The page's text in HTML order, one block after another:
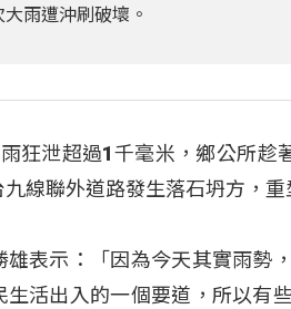
雨遭沖刷破壞。
狂泄超過1千毫米，鄉公所趁
線聯外道路發生落石坍方，重
雄表示：「因為今天其實雨勢
生活出入的一個要道，所以有